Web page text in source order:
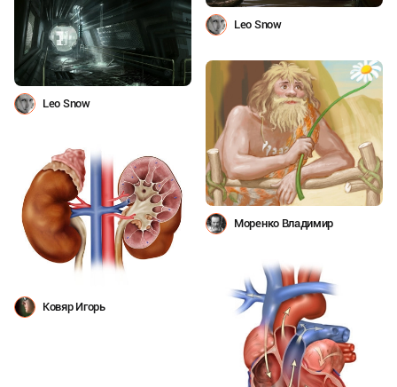
Leo Snow
Leo Snow
Моренко Владимир
Ковяр Игорь